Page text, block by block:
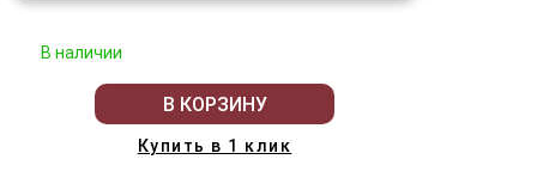
В наличии
В КОРЗИНУ
Купить в 1 клик